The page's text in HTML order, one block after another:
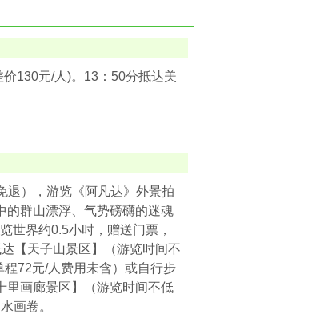
130元/人)。13：50分抵达美
退），游览《阿凡达》外景拍
的群山漂浮、气势磅礴的迷魂
世界约0.5小时，赠送门票，
【天子山景区】（游览时间不
72元/人费用未含）或自行步
里画廊景区】（游览时间不低
画卷。